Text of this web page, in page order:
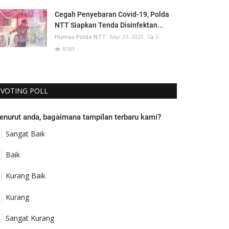
Cegah Penyebaran Covid-19, Polda
NTT Siapkan Tenda Disinfektan...
Humas Polda NTT Mar 23, 2020
0
8189
VOTING POLL
anda, bagaimana tampilan terbaru kami?
Sangat Baik
Baik
Kurang Baik
Kurang
Sangat Kurang